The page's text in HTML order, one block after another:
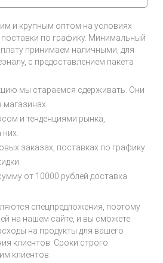
и крупным оптом на условиях
по графику. Минимальный
принимаем наличными, для
с предоставлением пакета
мы стараемся сдерживать. Они
магазинах.
и тенденциями рынка,
них.
заказах, поставках по графику
от 10000 рублей доставка
спецпредложения, поэтому
на нашем сайте, и вы сможете
на продукты для вашего
клиентов. Сроки строго
клиентов.